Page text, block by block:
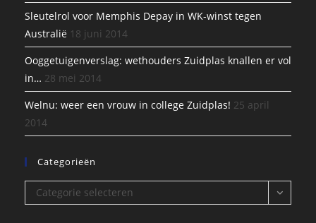
Sleutelrol voor Memphis Depay in WK-winst tegen
Australië 18 juni 2014
Ooggetuigenverslag: wethouders Zuidplas knallen er vol
in… 28 mei 2014
Welnu: weer een vrouw in college Zuidplas! 25 april
2014
Categorieën
Categorieën
Categorie selecteren